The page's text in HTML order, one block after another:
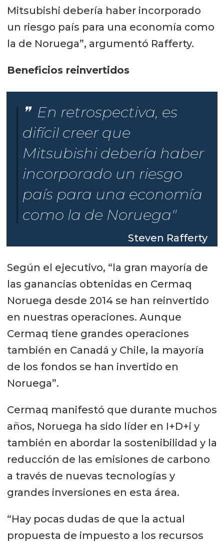
Mitsubishi debería haber incorporado
un riesgo país para una economía como
la de Noruega”, argumentó Rafferty.
Beneficios reinvertidos
En retrospectiva, es
difícil creer que
Mitsubishi debería haber
incorporado un riesgo
país para una economía
como la de Noruega"
Steven Rafferty
Según el ejecutivo, “la gran mayoría de
las ganancias obtenidas en Cermaq
Noruega desde 2014 se han reinvertido
en nuestras operaciones. Aunque
Cermaq tiene grandes operaciones
también en Canadá y Chile, la mayoría
de los fondos se han invertido en
Noruega”.
Cermaq manifestó que durante muchos
años, Noruega ha sido líder en I+D+i y
también en abordar la sostenibilidad y la
reducción de las emisiones de carbono
a través de nuevas tecnologías y
grandes inversiones en esta área.
“Hay pocas dudas de que la actual
propuesta de impuesto a los recursos